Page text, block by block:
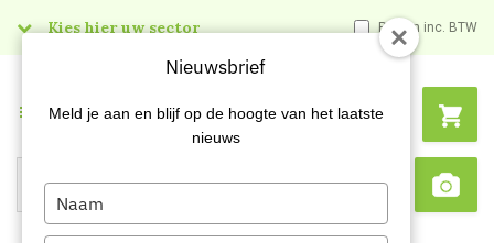
Kies hier uw sector Prijzen inc. BTW
Search
Menu
Nieuwsbrief
Meld je aan en blijf op de hoogte van het laatste
nieuws
Type
your